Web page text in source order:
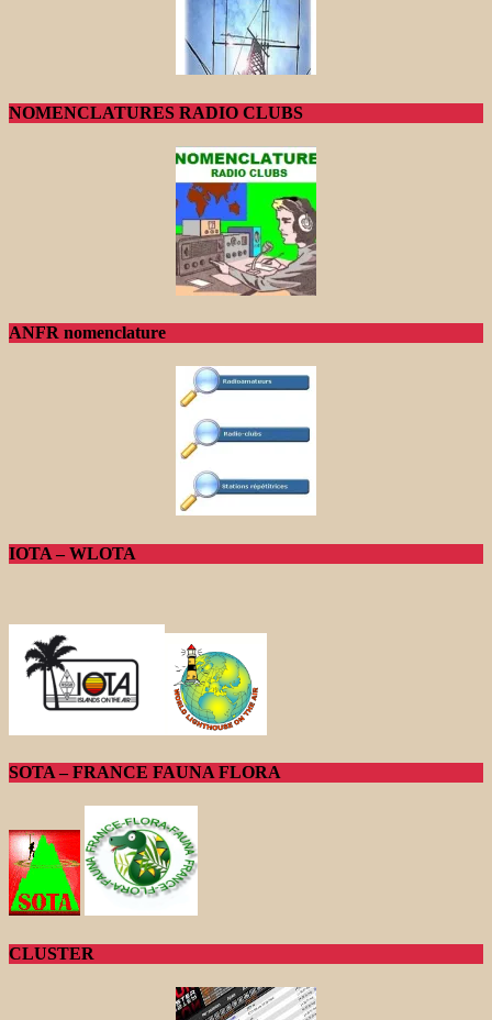
NOMENCLATURES RADIO CLUBS
ANFR nomenclature
IOTA – WLOTA
SOTA – FRANCE FAUNA FLORA
CLUSTER